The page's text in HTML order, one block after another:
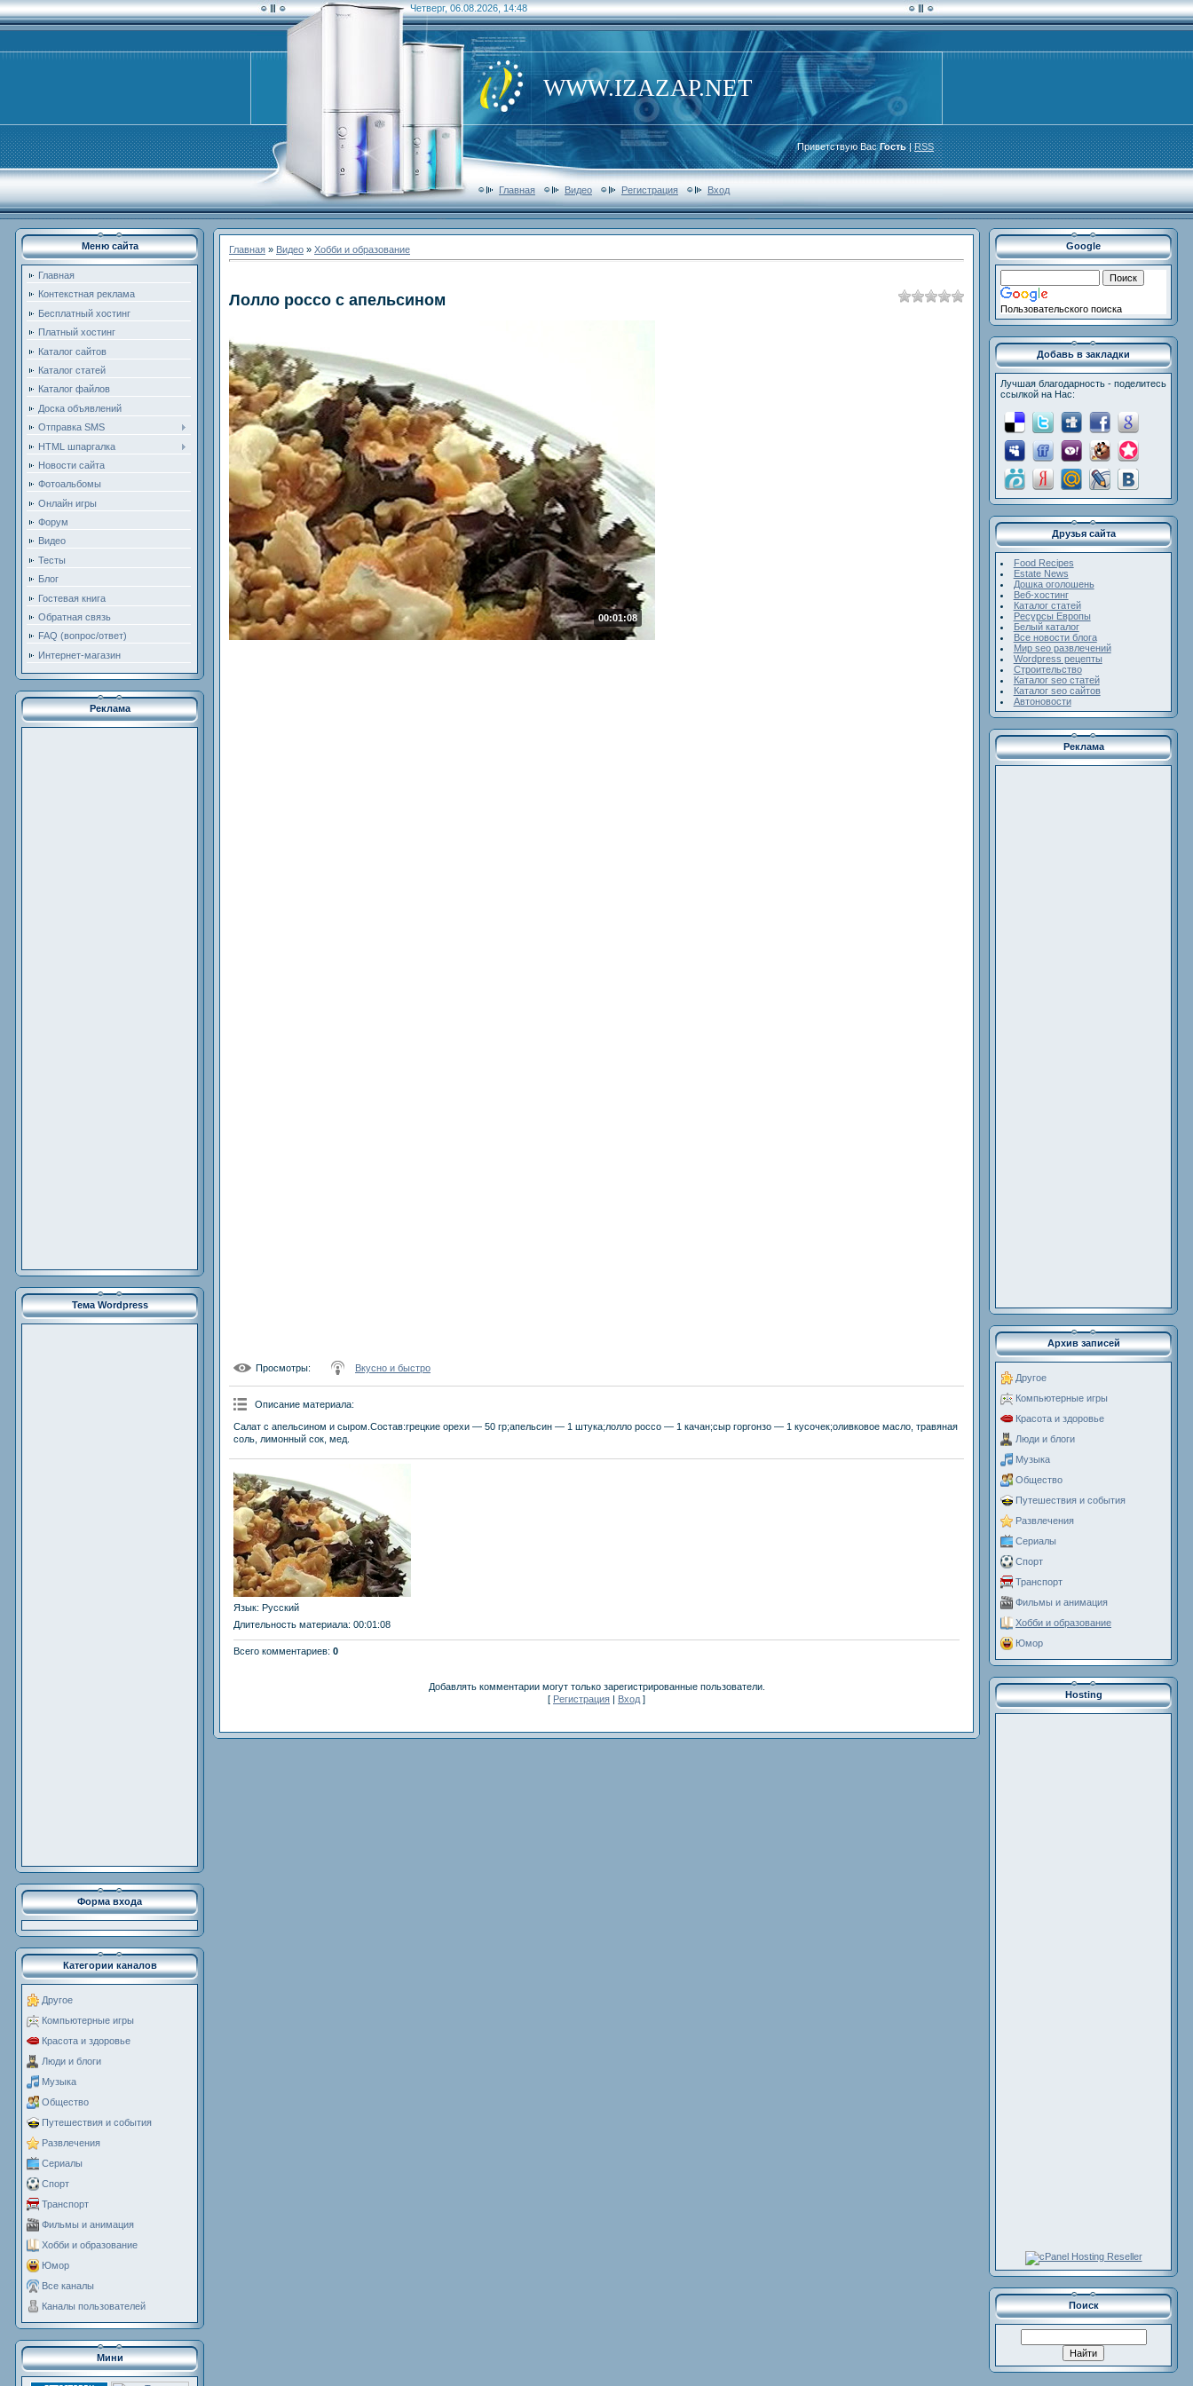
Четверг, 06.08.2026, 14:48
WWW.IZAZAP.NET
Приветствую Вас Гость|RSS
Главная Видео Регистрация Вход
Меню сайта
Главная
Контекстная реклама
Бесплатный хостинг
Платный хостинг
Каталог сайтов
Каталог статей
Каталог файлов
Доска объявлений
Отправка SMS
HTML шпаргалка
Новости сайта
Фотоальбомы
Онлайн игры
Форум
Видео
Тесты
Блог
Гостевая книга
Обратная связь
FAQ (вопрос/ответ)
Интернет-магазин
Реклама
Тема Wordpress
Форма входа
Категории каналов
Другое
Компьютерные игры
Красота и здоровье
Люди и блоги
Музыка
Общество
Путешествия и события
Развлечения
Сериалы
Спорт
Транспорт
Фильмы и анимация
Хобби и образование
Юмор
Все каналы
Каналы пользователей
Мини
Главная » Видео » Хобби и образование
Лолло россо с апельсином
00:01:08
Просмотры: Вкусно и быстро
Описание материала:
Салат с апельсином и сыром.Состав:грецкие орехи — 50 гр;апельсин — 1 штука;лолло россо — 1 качан;сыр горгонзо — 1 кусочек;оливковое масло, травяная
соль, лимонный сок, мед.
Язык: Русский
Длительность материала: 00:01:08
Всего комментариев: 0
Добавлять комментарии могут только зарегистрированные пользователи.
[ Регистрация | Вход ]
Google
Пользовательского поиска
Добавь в закладки
Лучшая благодарность - поделитесь
ссылкой на Нас:
Друзья сайта
Food Recipes
Estate News
Дошка оголошень
Веб-хостинг
Каталог статей
Ресурсы Европы
Белый каталог
Все новости блога
Мир seo развлечений
Wordpress рецепты
Строительство
Каталог seo статей
Каталог seo сайтов
Автоновости
Реклама
Архив записей
Другое
Компьютерные игры
Красота и здоровье
Люди и блоги
Музыка
Общество
Путешествия и события
Развлечения
Сериалы
Спорт
Транспорт
Фильмы и анимация
Хобби и образование
Юмор
Hosting
Поиск